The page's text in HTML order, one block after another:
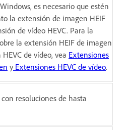
es necesario que estén
la extensión de imagen HEIF
de vídeo HEVC. Para la
la extensión HEIF de imagen
de vídeo, vea Extensiones
y Extensiones HEVC de vídeo.
resoluciones de hasta